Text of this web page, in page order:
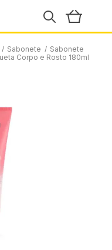
/ Sabonete / Sabonete
Corpo e Rosto 180ml